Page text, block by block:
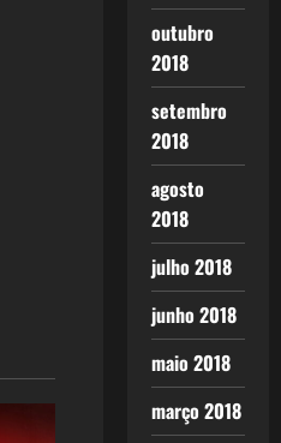
outubro
2018
setembro
2018
agosto
2018
julho 2018
junho 2018
maio 2018
março 2018